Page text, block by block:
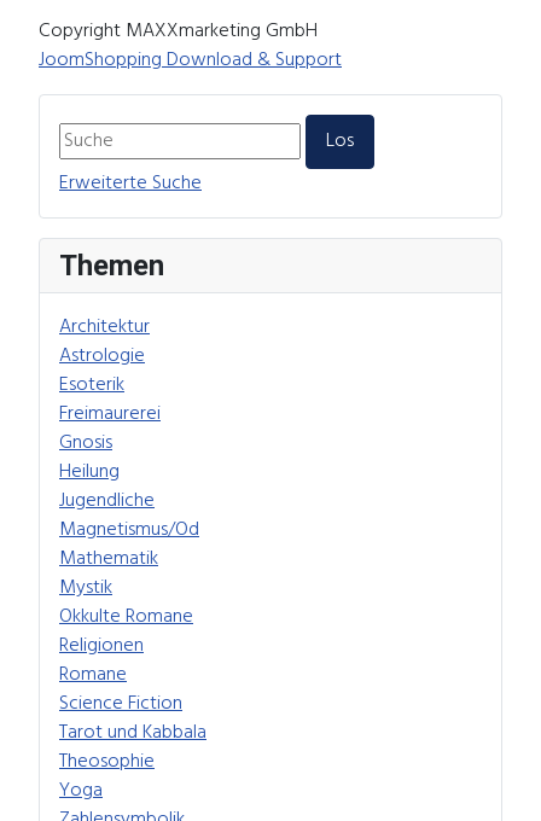
Erweiterte Suche
Themen
Architektur
Astrologie
Esoterik
Freimaurerei
Gnosis
Heilung
Jugendliche
Magnetismus/Od
Mathematik
Mystik
Okkulte Romane
Religionen
Romane
Science Fiction
Tarot und Kabbala
Theosophie
Yoga
Copyright MAXXmarketing GmbH
JoomShopping Download & Support